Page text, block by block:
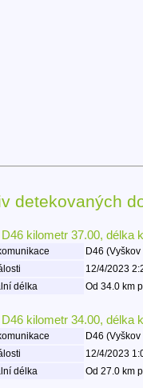
detekovaných
D46 kilometr 37.00, délka
D46
12/4/2023
délka
Od 34.0 km
D46 kilometr 34.00, délka
D46
12/4/2023
délka
Od 27.0 km